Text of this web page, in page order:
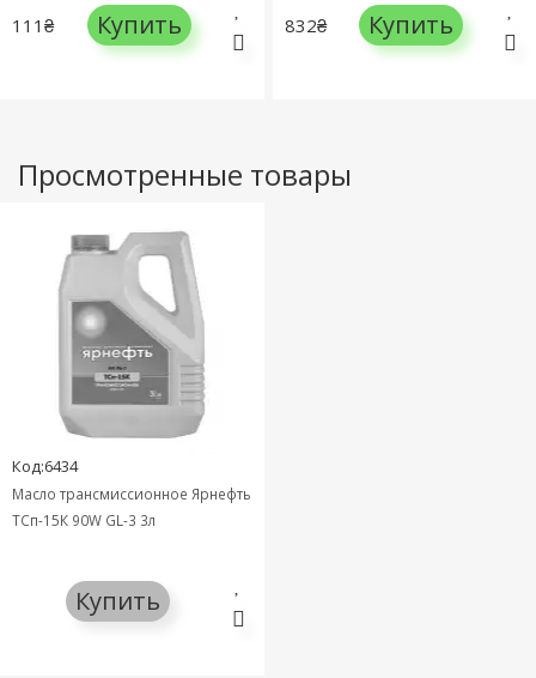
111₴ Купить 832₴ Купить
Просмотренные товары
Код:6434
Масло трансмиссионное Ярнефть
ТСп-15К 90W GL-3 3л
Купить